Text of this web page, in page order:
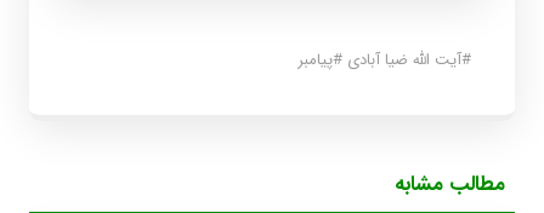
#آیت الله ضیا آبادی #پیامبر
مطالب مشابه